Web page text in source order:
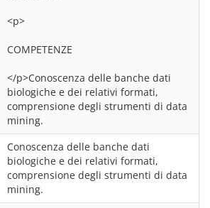
<p>
COMPETENZE
</p>Conoscenza delle banche dati
biologiche e dei relativi formati,
comprensione degli strumenti di data
mining.
Conoscenza delle banche dati
biologiche e dei relativi formati,
comprensione degli strumenti di data
mining.